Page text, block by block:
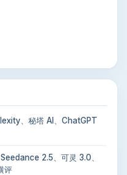
、秘塔 AI、ChatGPT
2.5、可灵 3.0、
评